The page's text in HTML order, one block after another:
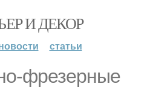
И ДЕКОР
статьи
фрезерные